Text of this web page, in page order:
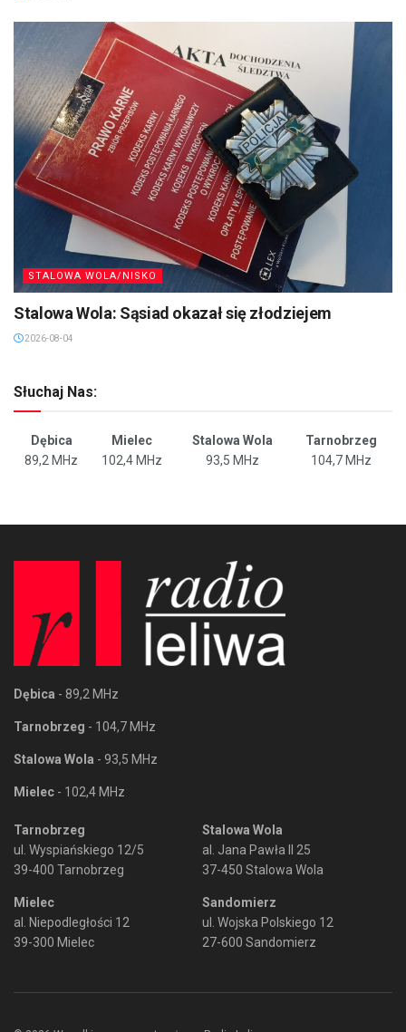
STALOWA WOLA/NISKO
Stalowa Wola: Sąsiad okazał się złodziejem
2026-08-04
Słuchaj Nas:
Dębica Mielec Stalowa Wola
Tarnobrzeg
89,2 MHz
102,4 MHz 93,5 MHz 104,7 MHz
Dębica - 89,2 MHz
Tarnobrzeg - 104,7 MHz
Stalowa Wola - 93,5 MHz
Mielec - 102,4 MHz
Tarnobrzeg
ul. Wyspiańskiego 12/5
39-400 Tarnobrzeg
Mielec
al. Niepodległości 12
39-300 Mielec
Stalowa Wola
al. Jana Pawła II 25
37-450 Stalowa Wola
Sandomierz
ul. Wojska Polskiego 12
27-600 Sandomierz